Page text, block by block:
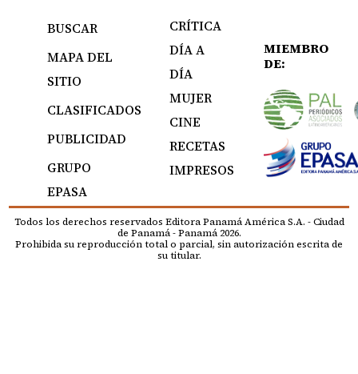
BUSCAR
MAPA DEL
SITIO
CLASIFICADOS
PUBLICIDAD
GRUPO
EPASA
CRÍTICA
DÍA A
DÍA
MUJER
CINE
RECETAS
IMPRESOS
MIEMBRO
DE:
Todos los derechos reservados Editora Panamá América S.A. - Ciudad
de Panamá - Panamá 2026.
Prohibida su reproducción total o parcial, sin autorización escrita de
su titular.